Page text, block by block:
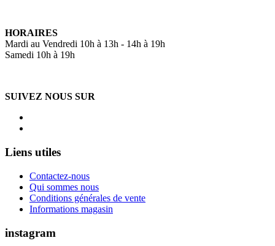
HORAIRES
Mardi au Vendredi 10h à 13h - 14h à 19h
Samedi 10h à 19h
SUIVEZ NOUS SUR
Liens utiles
Contactez-nous
Qui sommes nous
Conditions générales de vente
Informations magasin
instagram